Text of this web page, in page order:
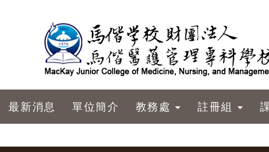
最新消息 單位簡介 教務處 註冊組